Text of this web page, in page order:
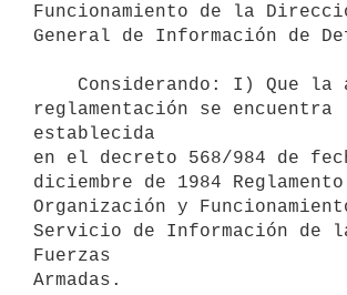
Funcionamiento de la
General de Información de
reglamentación se encuentra
establecida
en el decreto 568/984 de
diciembre de 1984
Organización y
Servicio de Información de
Fuerzas
Armadas.